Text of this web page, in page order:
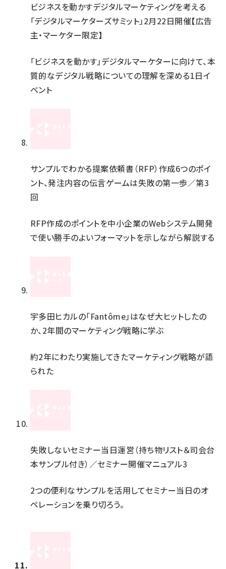
ビジネスを動かすデジタルマーケティングを考える
「デジタルマーケターズサミット」2月22日開催【広告
主・マーケター限定】
「ビジネスを動かす」デジタルマーケターに向けて、本
質的なデジタル戦略についての理解を深める1日イ
ベント
サンプルでわかる提案依頼書（RFP）作成6つのポイ
ント、発注内容の伝言ゲームは失敗の第一歩／第3
回
RFP作成のポイントを中小企業のWebシステム開発
で使い勝手のよいフォーマットを示しながら解説する
宇多田ヒカルの「Fantôme」はなぜ大ヒットしたの
か、2年間のマーケティング戦略に学ぶ
約2年にわたり実施してきたマーケティング戦略が語
られた
失敗しないセミナー当日運営（持ち物リスト＆司会台
本サンプル付き）／セミナー開催マニュアル3
2つの便利なサンプルを活用してセミナー当日のオ
ペレーションを乗り切ろう。